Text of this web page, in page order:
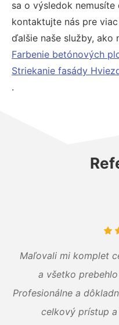
sa o výsledok nemusíte
kontaktujte nás pre
ďalšie naše služby, ako
Farbenie betónových
Striekanie fasády
.
Maľovali mi komplet
a všetko
Profesionálne a
celkový prístup a